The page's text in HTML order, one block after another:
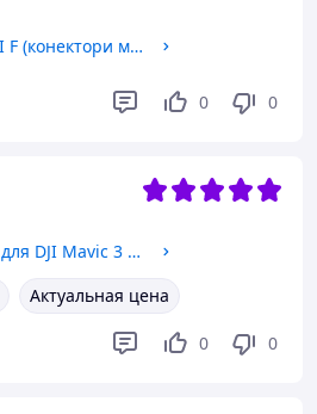
Connector Amass XT60I F (конектори мама)
0 0
Мотор підвісу камери для DJI Mavic 3 gimbal pitch motor
Актуальная цена
0 0